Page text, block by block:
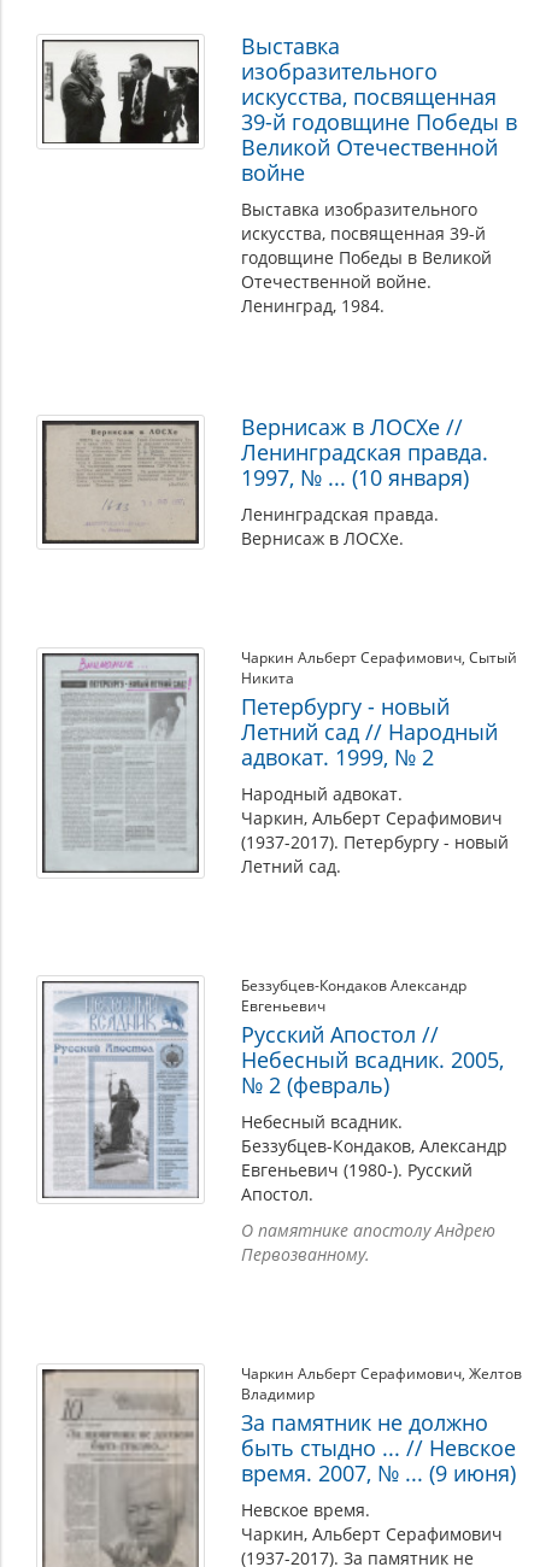
Выставка
изобразительного
искусства, посвященная
39-й годовщине Победы в
Великой Отечественной
войне
Выставка изобразительного
искусства, посвященная 39-й
годовщине Победы в Великой
Отечественной войне.
Ленинград, 1984.
Вернисаж в ЛОСХе //
Ленинградская правда.
1997, № ... (10 января)
Ленинградская правда.
Вернисаж в ЛОСХе.
Чаркин Альберт Серафимович, Сытый
Никита
Петербургу - новый
Летний сад // Народный
адвокат. 1999, № 2
Народный адвокат.
Чаркин, Альберт Серафимович
(1937-2017). Петербургу - новый
Летний сад.
Беззубцев-Кондаков Александр
Евгеньевич
Русский Апостол //
Небесный всадник. 2005,
№ 2 (февраль)
Небесный всадник.
Беззубцев-Кондаков, Александр
Евгеньевич (1980-). Русский
Апостол.
О памятнике апостолу Андрею
Первозванному.
Чаркин Альберт Серафимович, Желтов
Владимир
За памятник не должно
быть стыдно ... // Невское
время. 2007, № ... (9 июня)
Невское время.
Чаркин, Альберт Серафимович
(1937-2017). За памятник не